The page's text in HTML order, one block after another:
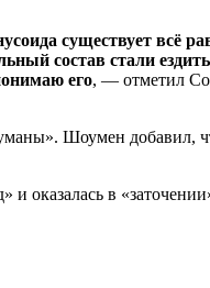
существует всё
состав стали
его, — отметил
Шоумен добавил,
оказалась в